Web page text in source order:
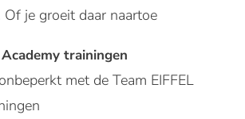
je groeit daar naartoe
trainingen
met de Team EIFFEL